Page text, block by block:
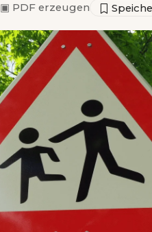
▣ PDF erzeugen